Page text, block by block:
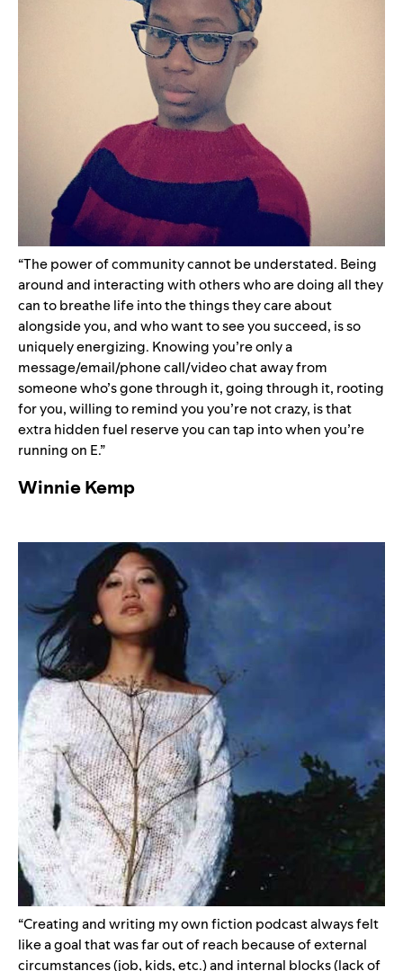
“The power of community cannot be understated. Being
around and interacting with others who are doing all they
can to breathe life into the things they care about
alongside you, and who want to see you succeed, is so
uniquely energizing. Knowing you’re only a
message/email/phone call/video chat away from
someone who’s gone through it, going through it, rooting
for you, willing to remind you you’re not crazy, is that
extra hidden fuel reserve you can tap into when you’re
running on E.”
Winnie Kemp
“Creating and writing my own fiction podcast always felt
like a goal that was far out of reach because of external
circumstances (job, kids, etc.) and internal blocks (lack of